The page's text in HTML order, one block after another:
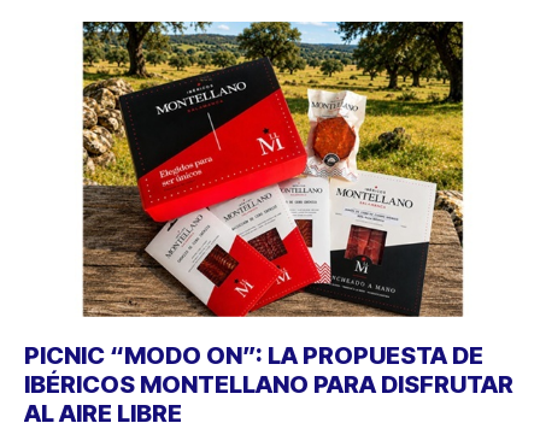
PICNIC “MODO ON”: LA PROPUESTA DE
IBÉRICOS MONTELLANO PARA DISFRUTAR
AL AIRE LIBRE